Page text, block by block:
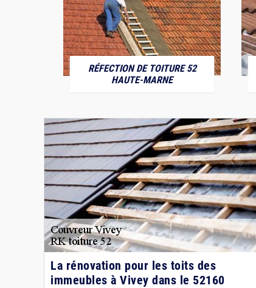
RÉFECTION DE TOITURE 52
HAUTE-MARNE
La rénovation pour les toits des
immeubles à Vivey dans le 52160